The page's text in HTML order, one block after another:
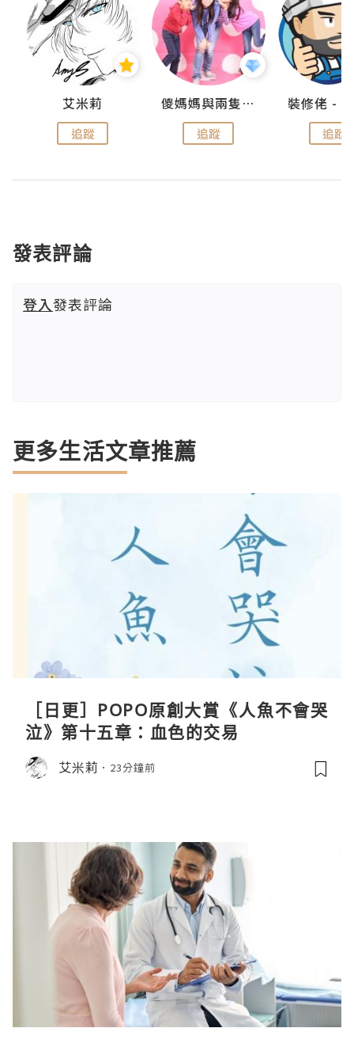
艾米莉
追蹤
儍媽媽與兩隻小魔怪之家
追蹤 追蹤
發表評論
登入發表評論
更多生活文章推薦
［日更］POPO原創大賞《人魚不會哭
泣》第十五章：血色的交易
艾米莉 23分鐘前